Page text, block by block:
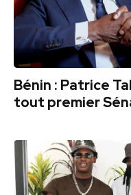
Bénin : Patrice
tout premier